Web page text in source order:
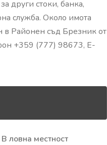
други стоки, банка,
служба. Около имота
в Районен съд Брезник от
+359 (777) 98673, E-
В ловна местност